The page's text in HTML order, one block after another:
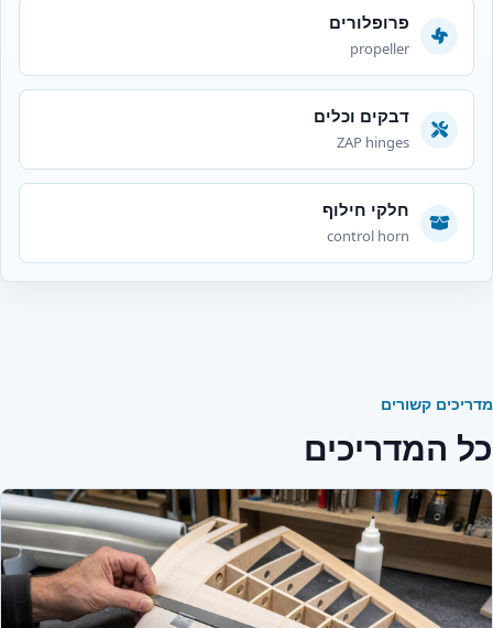
פרופלורים
propeller
דבקים וכלים
ZAP hinges
חלקי חילוף
control horn
מדריכים קשורים
כל המדריכים